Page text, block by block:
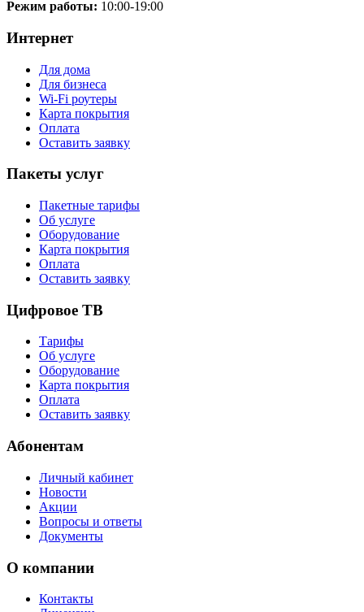
Режим работы: 10:00-19:00
Интернет
Для дома
Для бизнеса
Wi-Fi роутеры
Карта покрытия
Оплата
Оставить заявку
Пакеты услуг
Пакетные тарифы
Об услуге
Оборудование
Карта покрытия
Оплата
Оставить заявку
Цифровое ТВ
Тарифы
Об услуге
Оборудование
Карта покрытия
Оплата
Оставить заявку
Абонентам
Личный кабинет
Новости
Акции
Вопросы и ответы
Документы
О компании
Контакты